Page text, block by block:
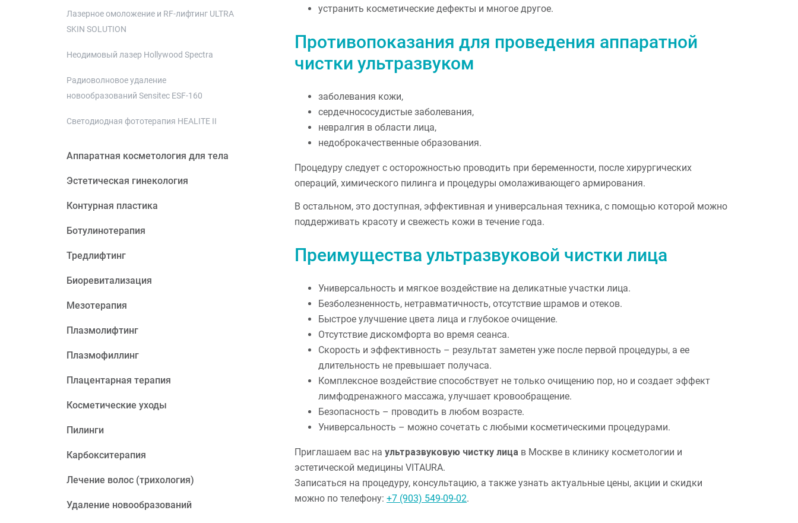
устранить косметические дефекты и многое другое.
Противопоказания для проведения аппаратной
чистки ультразвуком
заболевания кожи,
сердечнососудистые заболевания,
невралгия в области лица,
недоброкачественные образования.
Процедуру следует с осторожностью проводить при беременности, после хирургических
операций, химического пилинга и процедуры омолаживающего армирования.
В остальном, это доступная, эффективная и универсальная техника, с помощью которой можно
поддерживать красоту и свежесть кожи в течение года.
Преимущества ультразвуковой чистки лица
Универсальность и мягкое воздействие на деликатные участки лица.
Безболезненность, нетравматичность, отсутствие шрамов и отеков.
Быстрое улучшение цвета лица и глубокое очищение.
Отсутствие дискомфорта во время сеанса.
Скорость и эффективность – результат заметен уже после первой процедуры, а ее
длительность не превышает получаса.
Комплексное воздействие способствует не только очищению пор, но и создает эффект
лимфодренажного массажа, улучшает кровообращение.
Безопасность – проводить в любом возрасте.
Универсальность – можно сочетать с любыми косметическими процедурами.
Приглашаем вас на ультразвуковую чистку лица в Москве в клинику косметологии и
эстетической медицины VITAURA.
Записаться на процедуру, консультацию, а также узнать актуальные цены, акции и скидки
можно по телефону: +7 (903) 549-09-02.
Лазерное омоложение и RF-лифтинг ULTRA
SKIN SOLUTION
Неодимовый лазер Hollywood Spectra
Радиоволновое удаление
новообразований Sensitec ESF-160
Светодиодная фототерапия HEALITE II
Аппаратная косметология для тела
Эстетическая гинекология
Контурная пластика
Ботулинотерапия
Тредлифтинг
Биоревитализация
Мезотерапия
Плазмолифтинг
Плазмофиллинг
Плацентарная терапия
Косметические уходы
Пилинги
Карбокситерапия
Лечение волос (трихология)
Удаление новообразований